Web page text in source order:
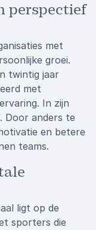
perspectief
met
groei.
twintig jaar
met
In zijn
Door anders te
en betere
teams.
ligt op de
sporters die